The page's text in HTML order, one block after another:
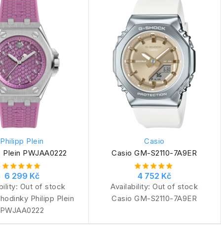
Philipp Plein
Plein PWJAA0222
6 299 Kč
Out of stock
Philipp Plein
PWJAA0222
Casio
Casio GM-S2110-7A9ER
4 752 Kč
Availability:Out of stock
Casio GM-S2110-7A9ER